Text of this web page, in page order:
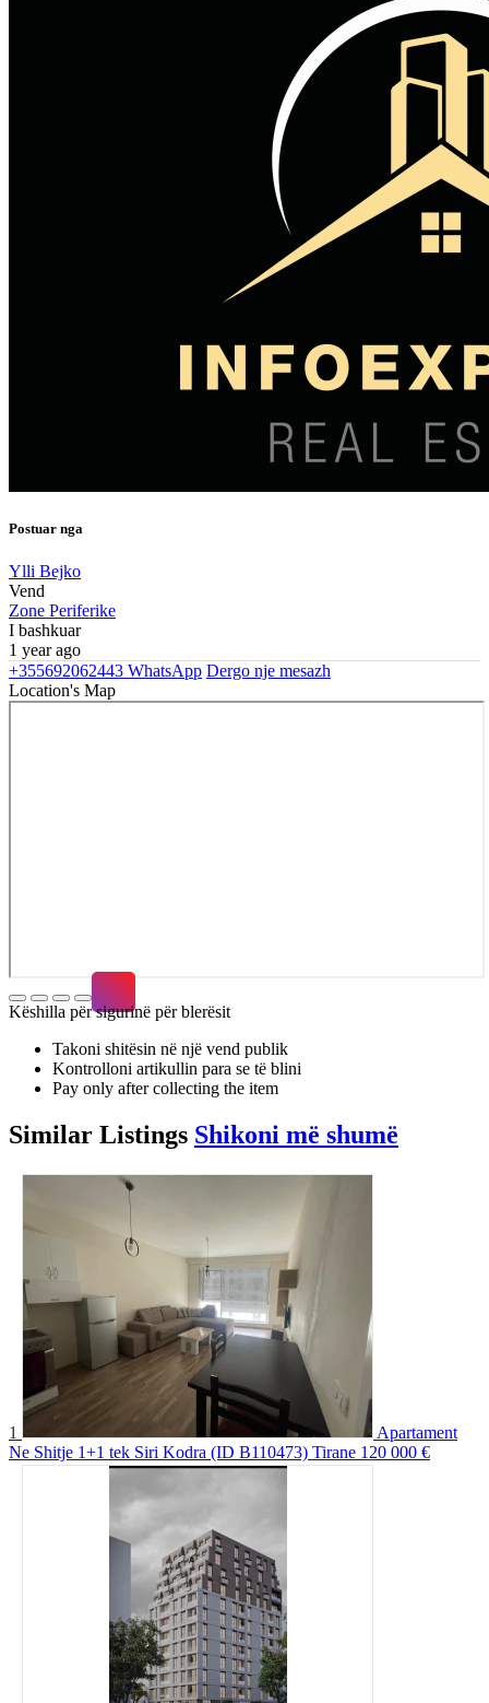
Postuar nga
Ylli Bejko
Vend
Zone Periferike
I bashkuar
1 year ago
+355692062443 WhatsApp Dergo nje mesazh
Location's Map
Këshilla për sigurinë për blerësit
Takoni shitësin në një vend publik
Kontrolloni artikullin para se të blini
Pay only after collecting the item
Similar Listings Shikoni më shumë
1
Apartament
Ne Shitje 1+1 tek Siri Kodra (ID B110473) Tirane 120 000 €